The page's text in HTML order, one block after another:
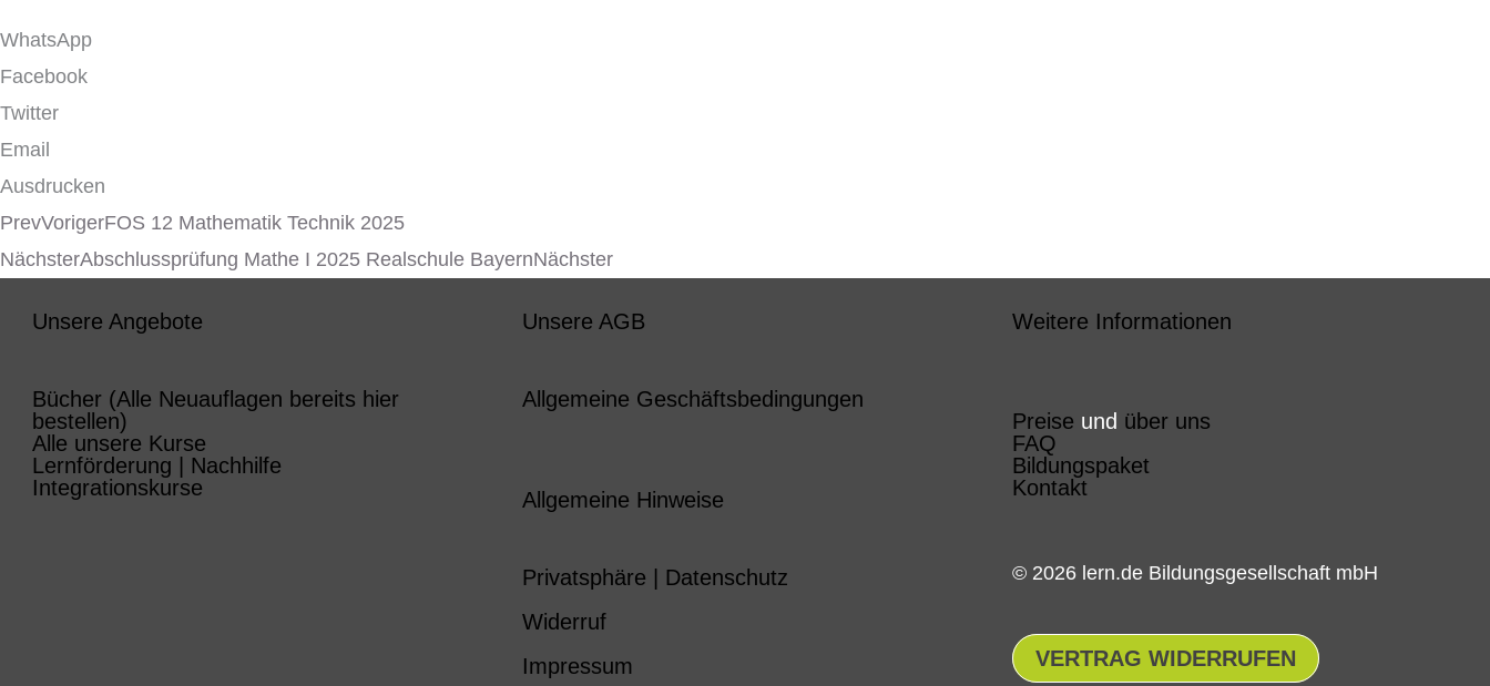
WhatsApp
Facebook
Twitter
Email
Ausdrucken
PrevVorigerFOS 12 Mathematik Technik 2025
NächsterAbschlussprüfung Mathe I 2025 Realschule BayernNächster
Unsere Angebote
Bücher (Alle Neuauflagen bereits hier
bestellen)
Alle unsere Kurse
Lernförderung | Nachhilfe
Integrationskurse
Unsere AGB
Allgemeine Geschäftsbedingungen
Allgemeine Hinweise
Privatsphäre | Datenschutz
Widerruf
Impressum
Weitere Informationen
Preise und über uns
FAQ
Bildungspaket
Kontakt
© 2026 lern.de Bildungsgesellschaft mbH
VERTRAG WIDERRUFEN